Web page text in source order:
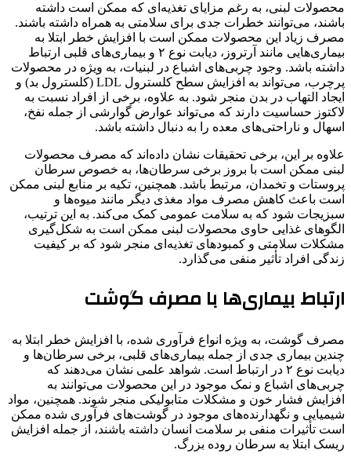
محصولات لبنی، به رغم مزایای تغذیه‌ای که ممکن است داشته
باشند، می‌توانند خطرات جدی برای سلامتی به همراه داشته باشند.
مصرف زیاد این محصولات ممکن است با افزایش خطر ابتلا به
بیماری‌هایی مانند آرتروز، دیابت نوع ۲ و بیماری‌های قلبی ارتباط
داشته باشد. وجود چربی‌های اشباع در لبنیات، به ویژه در محصولات
پرچرب، می‌تواند به افزایش سطح کلسترول LDL (کلسترول بد) و
ایجاد التهاب در بدن منجر شود. به علاوه، برخی از افراد نسبت به
لاکتوز حساسیت دارند که می‌تواند عوارض گوارشی از جمله نفخ،
اسهال و ناراحتی‌های معده را به دنبال داشته باشد.
علاوه بر این، برخی تحقیقات نشان داده‌اند که مصرف محصولات
لبنی ممکن است با بروز برخی سرطان‌ها، به خصوص سرطان
پروستات و تخمدان، مرتبط باشد. همچنین، تکیه بر منابع لبنی ممکن
است باعث کاهش مصرف مواد مغذی دیگر مانند میوه‌ها و
سبزیجات شود که به سلامت عمومی کمک می‌کند. به این ترتیب،
الگوهای غذایی حاوی محصولات لبنی ممکن است به شکل‌گیری
مشکلات سلامتی و کمبودهای تغذیه‌ای منجر شود که بر کیفیت
زندگی افراد تأثیر منفی می‌گذارد.
ارتباط بیماری‌ها با مصرف گوشت
مصرف گوشت، به ویژه انواع فرآوری شده، با افزایش خطر ابتلا به
چندین بیماری جدی از جمله بیماری‌های قلبی، برخی سرطان‌ها و
دیابت نوع ۲ در ارتباط است. شواهد علمی نشان می‌دهند که
چربی‌های اشباع و نمک موجود در این محصولات می‌توانند به
افزایش فشار خون و مشکلات متابولیکی منجر شوند. همچنین، مواد
شیمیایی و نگهدارنده‌های موجود در گوشت‌های فرآوری شده ممکن
است تأثیرات منفی بر سلامت انسان داشته باشند، از جمله افزایش
ریسک ابتلا به سرطان روده بزرگ.